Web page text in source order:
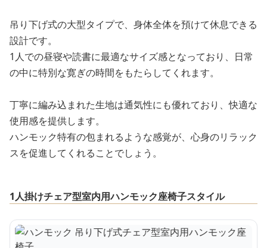
吊り下げ式の大型タイプで、身体全体を預けて休息できる
設計です。
1人での昼寝や読書に最適なサイズ感となっており、日常
の中に特別な寛ぎの時間をもたらしてくれます。
丁寧に編み込まれた生地は通気性にも優れており、快適な
使用感を提供します。
ハンモック特有の包まれるような感覚が、心身のリラック
スを促進してくれることでしょう。
1人掛けチェア型室内用ハンモック座椅子スタイル